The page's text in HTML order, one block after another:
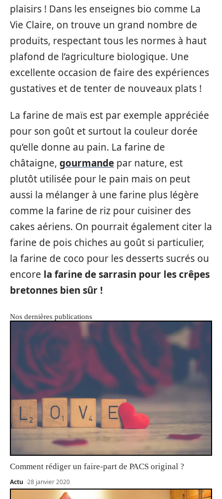
plaisirs ! Dans les enseignes bio comme La
Vie Claire, on trouve un grand nombre de
produits, respectant tous les normes à haut
plafond de l’agriculture biologique. Une
excellente occasion de faire des expériences
gustatives et de tenter de nouveaux plats !
La farine de maïs est par exemple appréciée
pour son goût et surtout la couleur dorée
qu’elle donne au pain. La farine de
châtaigne, gourmande par nature, est
plutôt utilisée pour le pain mais on peut
aussi la mélanger à une farine plus légère
comme la farine de riz pour cuisiner des
cakes aériens. On pourrait également citer la
farine de pois chiches au goût si particulier,
la farine de coco pour les desserts sucrés ou
encore la farine de sarrasin pour les crêpes
bretonnes bien sûr !
Nos dernières publications
Comment rédiger un faire-part de PACS original ?
Actu 28 janvier 2020